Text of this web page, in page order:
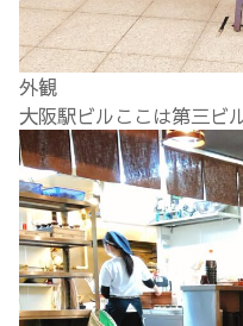
外観
大阪駅ビルここは第三ビ